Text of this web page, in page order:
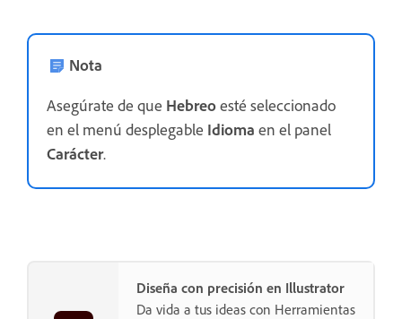
Nota
Asegúrate de que Hebreoesté seleccionado
en el menú desplegable Idioma en el panel
Carácter.
Diseña con precisión en Illustrator
Da vida a tus ideas con Herramientas